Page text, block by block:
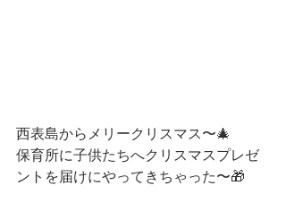
西表島からメリークリスマス〜🎄
保育所に子供たちへクリスマスプレゼ
ントを届けにやってきちゃった〜🎁